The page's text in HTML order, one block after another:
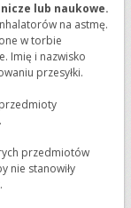
lub naukowe.
na astmę.
w torbie
Imię i nazwisko
przesyłki.
przedmiotów
nie stanowiły